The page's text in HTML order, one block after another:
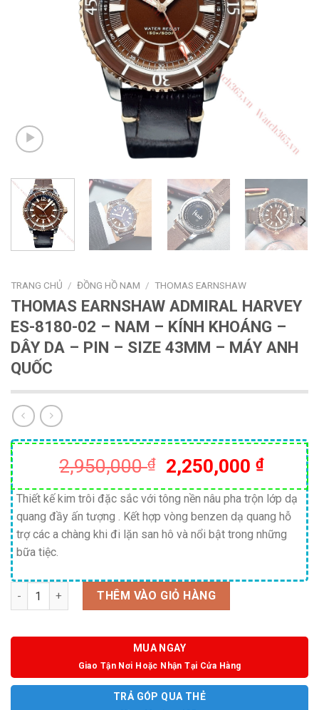
TRANG CHỦ / ĐỒNG HỒ NAM / THOMAS EARNSHAW
THOMAS EARNSHAW ADMIRAL HARVEY
ES-8180-02 – NAM – KÍNH KHOÁNG –
DÂY DA – PIN – SIZE 43MM – MÁY ANH
QUỐC
2,950,000₫
Giá
gốc
là:
2,950,000 ₫.
2,250,000 ₫Giá
hiện
tại
là:
Thiết kế kim trôi đặc sắc với tông nền nâu pha trộn lớp dạ
quang đầy ấn tượng . Kết hợp vòng benzen dạ quang hỗ
trợ các a chàng khi đi lặn san hô và nổi bật trong những
bữa tiệc.
Số lượng THÊM VÀO GIỎ HÀNG
MUA NGAY
Giao Tận Nơi Hoặc Nhận Tại Cửa Hàng
TRẢ GÓP QUA THẺ